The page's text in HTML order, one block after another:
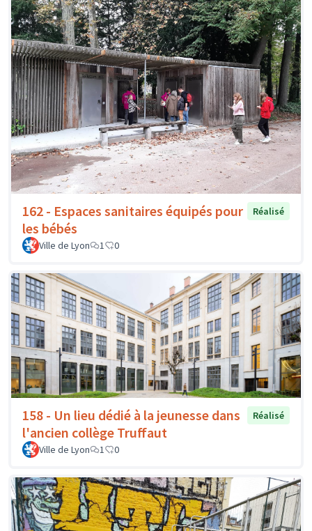
162 - Espaces sanitaires équipés pour
les bébés
Réalisé
Ville de Lyon 1 0
158 - Un lieu dédié à la jeunesse dans
l'ancien collège Truffaut
Réalisé
Ville de Lyon 1 0